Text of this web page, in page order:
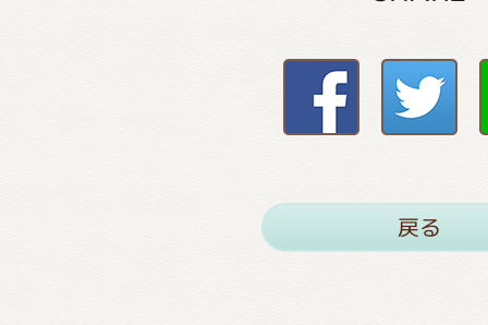
戻る